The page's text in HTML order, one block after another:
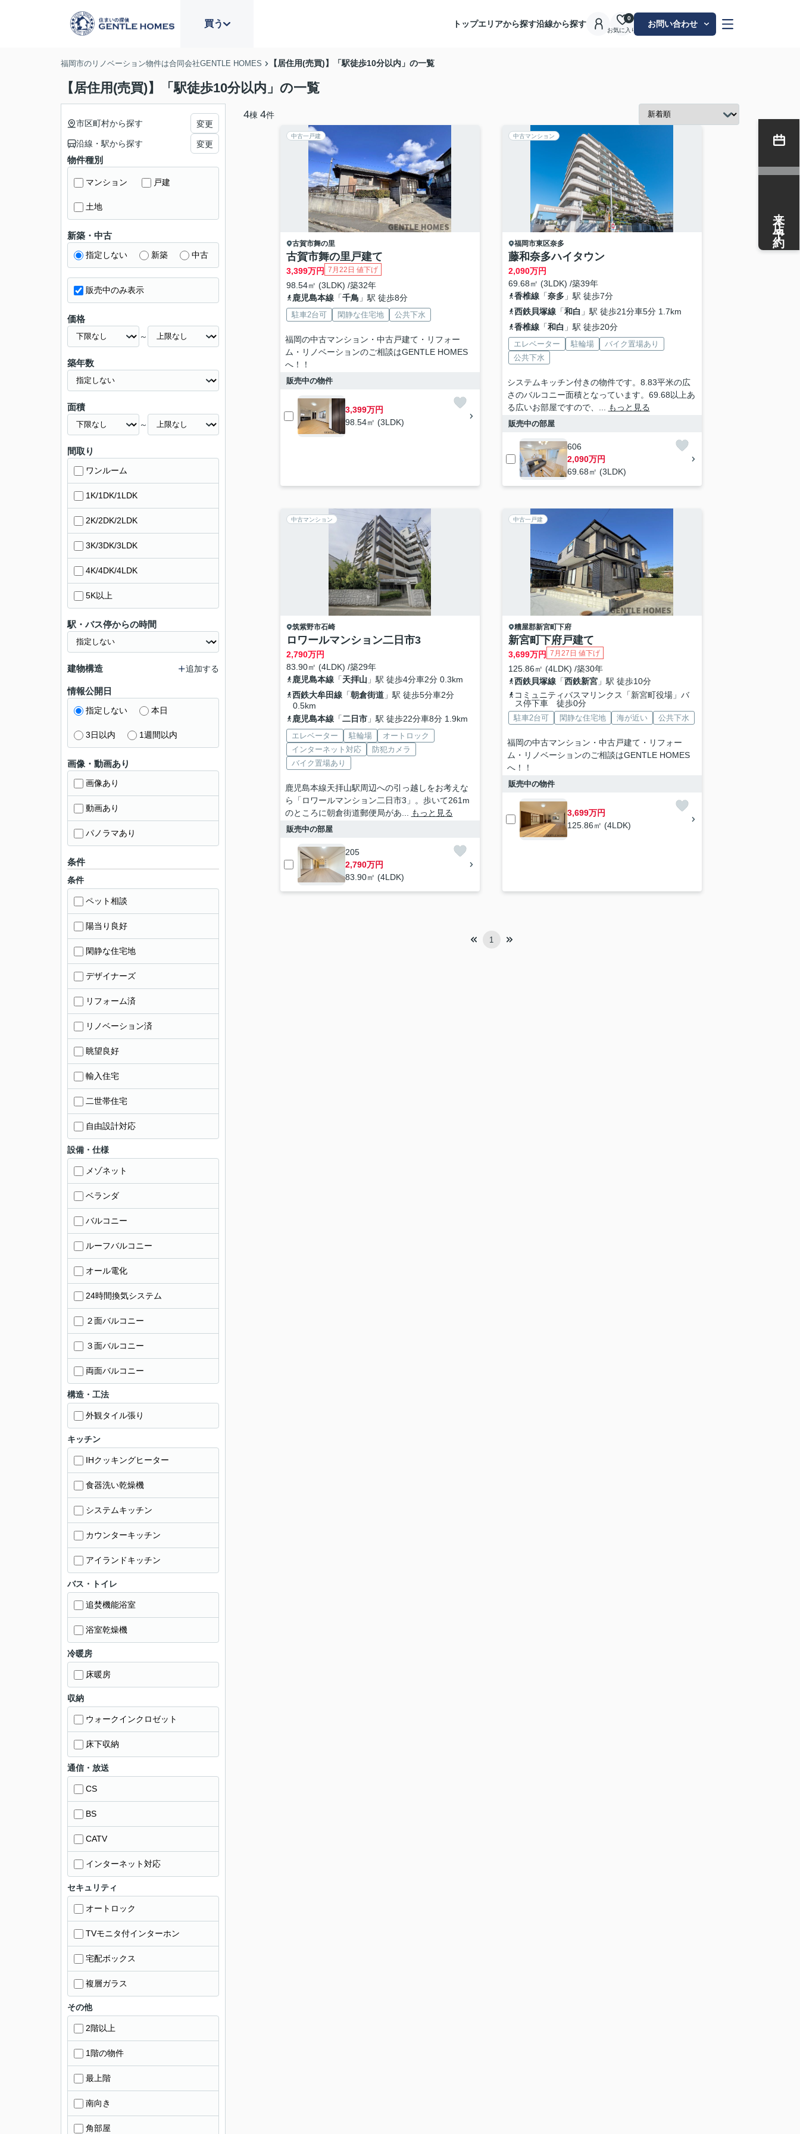
買う トップエリアから探す沿線から探す
お気に入り
0
お問い合わせ
福岡市のリノベーション物件は合同会社GENTLE HOMES 【居住用(売買)】「駅徒歩10分以内」の一覧
【居住用(売買)】「駅徒歩10分以内」の一覧
4棟 4件
中古一戸建
古賀市舞の里
古賀市舞の里戸建て
3,399万円 7月22日 値下げ
98.54㎡ (3LDK) /築32年
鹿児島本線「千鳥 」駅 徒歩8分
駐車2台可 閑静な住宅地 公共下水
福岡の中古マンション・中古戸建て・リフォー
ム・リノベーションのご相談はGENTLE HOMES
へ！！
販売中の物件
3,399万円
98.54㎡ (3LDK)
中古マンション
福岡市東区奈多
藤和奈多ハイタウン
2,090万円
69.68㎡ (3LDK) /築39年
香椎線「奈多」駅 徒歩7分
西鉄貝塚線「和白 」駅 徒歩21分車5分 1.7km
香椎線「和白 」駅 徒歩20分
エレベーター 駐輪場
バイク置場あり
公共下水
システムキッチン付きの物件です。8.83平米の広
さのバルコニー面積となっています。69.68以上あ
る広いお部屋ですので、...
もっと見る
販売中の部屋
606
2,090万円
69.68㎡ (3LDK)
中古マンション
筑紫野市石崎
ロワールマンション二日市3
2,790万円
83.90㎡ (4LDK) /築29年
鹿児島本線「天拝山 」駅 徒歩4分車2分 0.3km
西鉄大牟田線「朝倉街道」駅 徒歩5分車2分
0.5km
鹿児島本線「二日市」駅 徒歩22分車8分 1.9km
エレベーター 駐輪場
オートロック
インターネット対応
防犯カメラ
バイク置場あり
鹿児島本線天拝山駅周辺への引っ越しをお考えな
ら「ロワールマンション二日市3」。歩いて261m
のところに朝倉街道郵便局があ...
もっと見る
販売中の部屋
205
2,790万円
83.90㎡ (4LDK)
中古一戸建
糟屋郡新宮町下府
新宮町下府戸建て
3,699万円 7月27日 値下げ
125.86㎡ (4LDK) /築30年
西鉄貝塚線「西鉄新宮」駅 徒歩10分
コミュニティバスマリンクス「新宮町役場」バ
ス停下車 徒歩0分
駐車2台可 閑静な住宅地 海が近い 公共下水
福岡の中古マンション・中古戸建て・リフォー
ム・リノベーションのご相談はGENTLE HOMES
へ！！
販売中の物件
3,699万円
125.86㎡ (4LDK)
1
市区町村から探す 変更
沿線・駅から探す 変更
物件種別
マンション 戸建
土地
新築・中古
指定しない 新築 中古
販売中のみ表示
価格
～
築年数
面積
～
間取り
ワンルーム
1K/1DK/1LDK
2K/2DK/2LDK
3K/3DK/3LDK
4K/4DK/4LDK
5K以上
駅・バス停からの時間
建物構造 追加する
情報公開日
指定しない 本日
3日以内 1週間以内
画像・動画あり
画像あり
動画あり
パノラマあり
条件
条件
ペット相談
陽当り良好
閑静な住宅地
デザイナーズ
リフォーム済
リノベーション済
眺望良好
輸入住宅
二世帯住宅
自由設計対応
設備・仕様
メゾネット
ベランダ
バルコニー
ルーフバルコニー
オール電化
24時間換気システム
２面バルコニー
３面バルコニー
両面バルコニー
構造・工法
外観タイル張り
キッチン
IHクッキングヒーター
食器洗い乾燥機
システムキッチン
カウンターキッチン
アイランドキッチン
バス・トイレ
追焚機能浴室
浴室乾燥機
冷暖房
床暖房
収納
ウォークインクロゼット
床下収納
通信・放送
CS
BS
CATV
インターネット対応
セキュリティ
オートロック
TVモニタ付インターホン
宅配ボックス
複層ガラス
その他
2階以上
1階の物件
最上階
南向き
角部屋
来店予約